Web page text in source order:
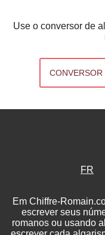
Use o conversor de
FR
Em Chiffre-
escrever seus
romanos ou usando